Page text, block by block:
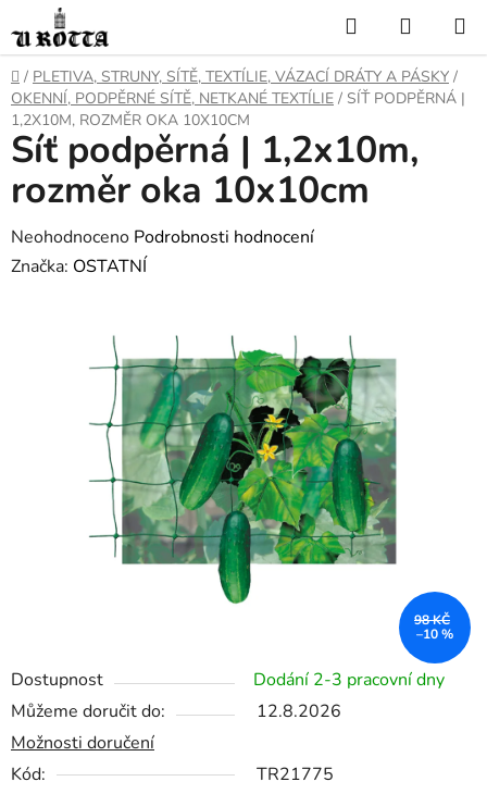
na
obsah
Hledat
KOŠÍK
DOMŮ
/ PLETIVA, STRUNY, SÍTĚ, TEXTÍLIE, VÁZACÍ DRÁTY A PÁSKY /
OKENNÍ, PODPĚRNÉ SÍTĚ, NETKANÉ TEXTÍLIE / SÍŤ PODPĚRNÁ |
1,2X10M, ROZMĚR OKA 10X10CM
Dostupnost
Dodání 2-3 pracovní dny
Můžeme doručit do:
12.8.2026
Možnosti doručení
Kód:
TR21775
Síť podpěrná | 1,2x10m,
rozměr oka 10x10cm
Průměrné
hodnocení
Neohodnoceno Podrobnosti hodnocení
Značka: OSTATNÍ
98 KČ
–10 %